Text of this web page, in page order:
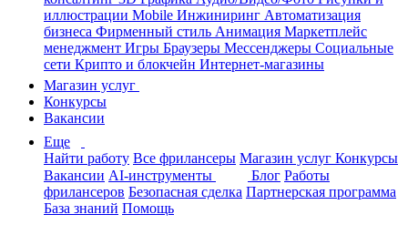
иллюстрации Mobile Инжиниринг Автоматизация
бизнеса Фирменный стиль Анимация Маркетплейс
менеджмент Игры Браузеры Мессенджеры Социальные
сети Крипто и блокчейн Интернет-магазины
Магазин услуг
Конкурсы
Вакансии
Еще
Найти работу Все фрилансеры Магазин услуг Конкурсы
Вакансии AI-инструменты Блог Работы
фрилансеров Безопасная сделка Партнерская программа
База знаний Помощь